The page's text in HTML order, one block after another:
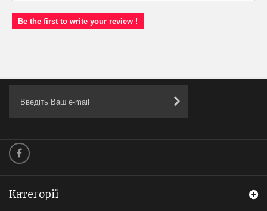
Be the first to write your review !
Категорії